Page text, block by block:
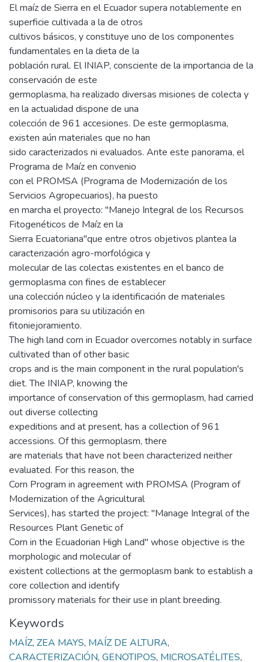
El maíz de Sierra en el Ecuador supera notablemente en
superficie cultivada a la de otros
cultivos básicos, y constituye uno de los componentes
fundamentales en la dieta de la
población rural. El INIAP, consciente de la importancia de la
conservación de este
germoplasma, ha realizado diversas misiones de colecta y
en la actualidad dispone de una
colección de 961 accesiones. De este germoplasma,
existen aún materiales que no han
sido caracterizados ni evaluados. Ante este panorama, el
Programa de Maíz en convenio
con el PROMSA (Programa de Modernización de los
Servicios Agropecuarios), ha puesto
en marcha el proyecto: "Manejo Integral de los Recursos
Fitogenéticos de Maíz en la
Sierra Ecuatoriana"que entre otros objetivos plantea la
caracterización agro-morfológica y
molecular de las colectas existentes en el banco de
germoplasma con fines de establecer
una colección núcleo y la identificación de materiales
promisorios para su utilización en
fitoniejoramiento.
The high land corn in Ecuador overcomes notably in surface
cultivated than of other basic
crops and is the main component in the rural population's
diet. The INIAP, knowing the
importance of conservation of this germoplasm, had carried
out diverse collecting
expeditions and at present, has a collection of 961
accessions. Of this germoplasm, there
are materials that have not been characterized neither
evaluated. For this reason, the
Corn Program in agreement with PROMSA (Program of
Modernization of the Agricultural
Services), has started the project: "Manage Integral of the
Resources Plant Genetic of
Corn in the Ecuadorian High Land" whose objective is the
morphologic and molecular of
existent collections at the germoplasm bank to establish a
core collection and identify
promissory materials for their use in plant breeding.
Keywords
MAÍZ, ZEA MAYS, MAÍZ DE ALTURA,
CARACTERIZACIÓN, GENOTIPOS, MICROSATÉLITES,